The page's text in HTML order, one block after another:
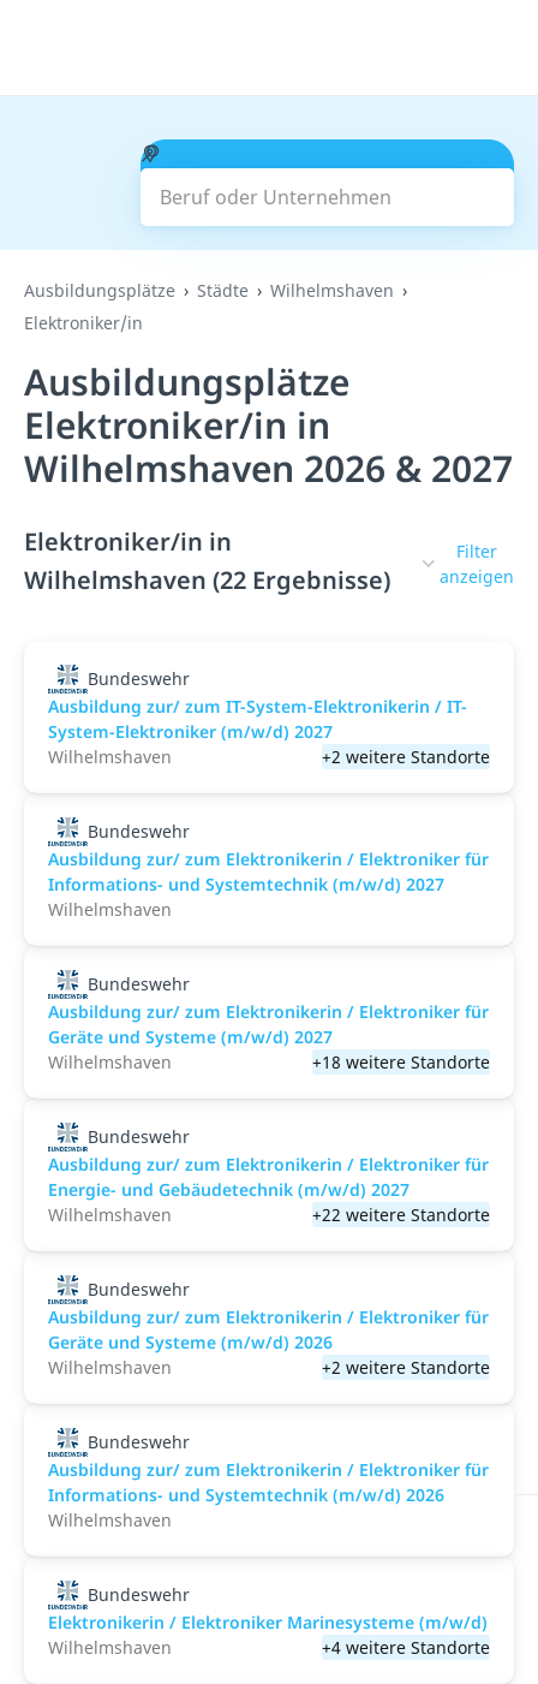
Beruf oder Unternehmen
Suchen
Ausbildungsplätze Städte
Wilhelmshaven
Elektroniker/in
Ausbildungsplätze
Elektroniker/in in
Wilhelmshaven 2026 & 2027
Elektroniker/in in
Wilhelmshaven (22 Ergebnisse)
Filter
anzeigen
Bundeswehr
Ausbildung zur/ zum IT-System-Elektronikerin / IT-
System-Elektroniker (m/w/d) 2027
Wilhelmshaven
+2 weitere Standorte
Bundeswehr
Ausbildung zur/ zum Elektronikerin / Elektroniker für
Informations- und Systemtechnik (m/w/d) 2027
Wilhelmshaven
Bundeswehr
Ausbildung zur/ zum Elektronikerin / Elektroniker für
Geräte und Systeme (m/w/d) 2027
Wilhelmshaven
+18 weitere Standorte
Bundeswehr
Ausbildung zur/ zum Elektronikerin / Elektroniker für
Energie- und Gebäudetechnik (m/w/d) 2027
Wilhelmshaven
+22 weitere Standorte
Bundeswehr
Ausbildung zur/ zum Elektronikerin / Elektroniker für
Geräte und Systeme (m/w/d) 2026
Wilhelmshaven
+2 weitere Standorte
Bundeswehr
Ausbildung zur/ zum Elektronikerin / Elektroniker für
Informations- und Systemtechnik (m/w/d) 2026
Wilhelmshaven
Bundeswehr
Elektronikerin / Elektroniker Marinesysteme (m/w/d)
Wilhelmshaven
+4 weitere Standorte